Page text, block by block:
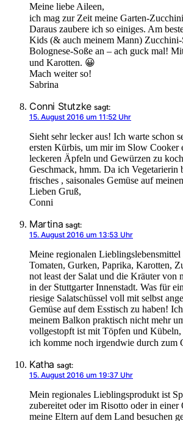
Meine liebe Aileen,
ich mag zur Zeit meine Garten-
Daraus zaubere ich so einiges. Am
Kids (& auch meinem Mann)
Bolognese-Soße an – ach guck mal!
und Karotten. 😀
Mach weiter so!
Sabrina
Conni Stutzke sagt:
15. August 2016 um 11:52 Uhr
Sieht sehr lecker aus! Ich warte schon
ersten Kürbis, um mir im Slow Cooker
leckeren Äpfeln und Gewürzen zu
Geschmack, hmm. Da ich Vegetarierin
frisches , saisonales Gemüse auf
Lieben Gruß,
Conni
Martina sagt:
15. August 2016 um 13:53 Uhr
Meine regionalen Lieblingslebensmittel
Tomaten, Gurken, Paprika, Karotten,
not least der Salat und die Kräuter von
in der Stuttgarter Innenstadt. Was für
riesige Salatschüssel voll mit selbst
Gemüse auf dem Esstisch zu haben!
meinem Balkon praktisch nicht mehr
vollgestopft ist mit Töpfen und Kübeln,
ich komme noch irgendwie durch zum
Katha sagt:
15. August 2016 um 19:37 Uhr
Mein regionales Lieblingsprodukt ist
zubereitet oder im Risotto oder in einer
meine Eltern auf dem Land besuchen